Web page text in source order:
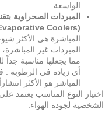
الواسعة .
المبردات الصحراوية
(Direct & Indirect Evaporative Coolers) :
المباشرة هي الأكثر
المبردات غير
مما يجعلها مناسبة جداً
أي زيادة في الرطوبة .
المباشر هو الأكثر
اختيار النوع المناسب يعتمد
الشخصية لجودة الهواء.